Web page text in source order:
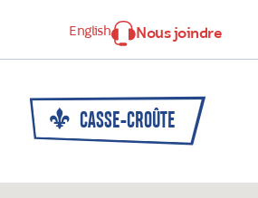
English Nous joindre
CASSE-CROÛTE